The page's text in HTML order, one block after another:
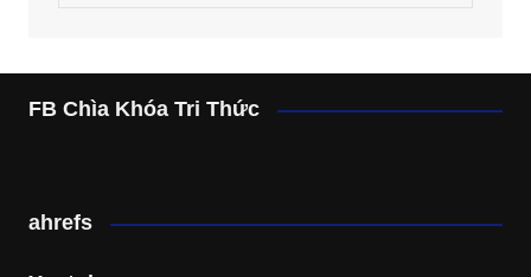
FB Chìa Khóa Tri Thức
ahrefs